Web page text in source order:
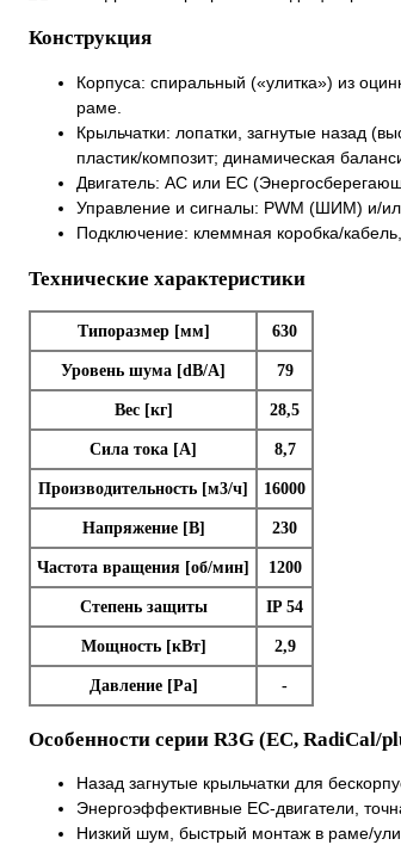
Конструкция
Корпуса: спиральный («улитка») из
раме.
Крыльчатки: лопатки, загнутые назад
пластик/композит; динамическая
Двигатель: AC или EC
Управление и сигналы: PWM (ШИМ) и/
Подключение: клеммная коробка/
Технические характеристики
Типоразмер [мм] 630
Уровень шума [dB/A] 79
Вес [кг] 28,5
Сила тока [A] 8,7
Производительность [м3/ч] 16000
Напряжение [В] 230
Частота вращения [об/мин] 1200
Степень защиты IP 54
Мощность [кВт] 2,9
Давление [Pa] -
Особенности серии R3G (EC, RadiCal/
Назад загнутые крыльчатки для
Энергоэффективные EC-двигатели,
Низкий шум, быстрый монтаж в раме/